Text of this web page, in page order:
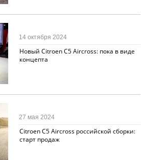
Новый Citroen C5 Aircross: пока в виде
концепта
14 октября 2024
Citroen C5 Aircross российской сборки:
старт продаж
27 мая 2024